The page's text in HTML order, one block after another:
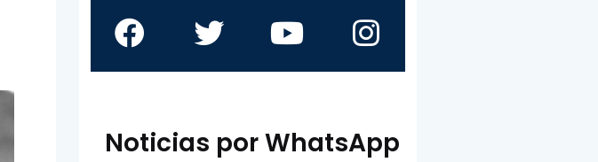
Noticias por WhatsApp